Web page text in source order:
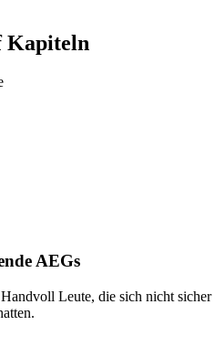
Kapiteln
AEGs
Leute, die sich nicht